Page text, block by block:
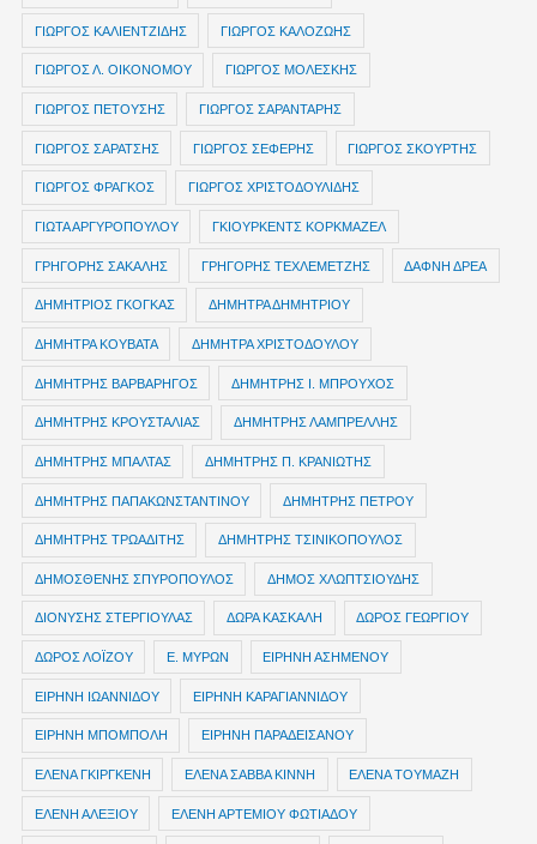
ΓΙΩΡΓΟΣ ΚΑΛΙΕΝΤΖΙΔΗΣ ΓΙΩΡΓΟΣ ΚΑΛΟΖΩΗΣ
ΓΙΩΡΓΟΣ Λ. ΟΙΚΟΝΟΜΟΥ ΓΙΩΡΓΟΣ ΜΟΛΕΣΚΗΣ
ΓΙΩΡΓΟΣ ΠΕΤΟΥΣΗΣ ΓΙΩΡΓΟΣ ΣΑΡΑΝΤΑΡΗΣ
ΓΙΩΡΓΟΣ ΣΑΡΑΤΣΗΣ ΓΙΩΡΓΟΣ ΣΕΦΕΡΗΣ ΓΙΩΡΓΟΣ ΣΚΟΥΡΤΗΣ
ΓΙΩΡΓΟΣ ΦΡΑΓΚΟΣ ΓΙΩΡΓΟΣ ΧΡΙΣΤΟΔΟΥΛΙΔΗΣ
ΓΙΩΤΑ ΑΡΓΥΡΟΠΟΥΛΟΥ ΓΚΙΟΥΡΚΕΝΤΣ ΚΟΡΚΜΑΖΕΛ
ΓΡΗΓΟΡΗΣ ΣΑΚΑΛΗΣ ΓΡΗΓΟΡΗΣ ΤΕΧΛΕΜΕΤΖΗΣ ΔΑΦΝΗ ΔΡΕΑ
ΔΗΜΗΤΡIOΣ ΓΚΟΓΚΑΣ ΔΗΜΗΤΡΑ ΔΗΜΗΤΡΙΟΥ
ΔΗΜΗΤΡΑ ΚΟΥΒΑΤΑ ΔΗΜΗΤΡΑ ΧΡΙΣΤΟΔΟΥΛΟΥ
ΔΗΜΗΤΡΗΣ ΒΑΡΒΑΡΗΓΟΣ ΔΗΜΗΤΡΗΣ Ι. ΜΠΡΟΥΧΟΣ
ΔΗΜΗΤΡΗΣ ΚΡΟΥΣΤΑΛΙΑΣ ΔΗΜΗΤΡΗΣ ΛΑΜΠΡΕΛΛΗΣ
ΔΗΜΗΤΡΗΣ ΜΠΑΛΤΑΣ ΔΗΜΗΤΡΗΣ Π. ΚΡΑΝΙΩΤΗΣ
ΔΗΜΗΤΡΗΣ ΠΑΠΑΚΩΝΣΤΑΝΤΙΝΟΥ ΔΗΜΗΤΡΗΣ ΠΕΤΡΟΥ
ΔΗΜΗΤΡΗΣ ΤΡΩΑΔΙΤΗΣ ΔΗΜΗΤΡΗΣ ΤΣΙΝΙΚΟΠΟΥΛΟΣ
ΔΗΜΟΣΘΕΝΗΣ ΣΠΥΡΟΠΟΥΛΟΣ ΔΗΜΟΣ ΧΛΩΠΤΣΙΟΥΔΗΣ
ΔΙΟΝΥΣΗΣ ΣΤΕΡΓΙΟΥΛΑΣ ΔΩΡΑ ΚΑΣΚΑΛΗ ΔΩΡΟΣ ΓΕΩΡΓΙΟΥ
ΔΩΡΟΣ ΛΟΪΖΟΥ Ε. ΜΥΡΩΝ ΕΙΡΗΝΗ ΑΣΗΜΕΝΟΥ
ΕΙΡΗΝΗ ΙΩΑΝΝΙΔΟΥ ΕΙΡΗΝΗ ΚΑΡΑΓΙΑΝΝΙΔΟΥ
ΕΙΡΗΝΗ ΜΠΟΜΠΟΛΗ ΕΙΡΗΝΗ ΠΑΡΑΔΕΙΣΑΝΟΥ
ΕΛΕΝΑ ΓΚΙΡΓΚΕΝΗ ΕΛΕΝΑ ΣΑΒΒΑ ΚΙΝΝΗ ΕΛΕΝΑ ΤΟΥΜΑΖΗ
ΕΛΕΝΗ ΑΛΕΞΙΟΥ ΕΛΕΝΗ ΑΡΤΕΜΙΟΥ ΦΩΤΙΑΔΟΥ